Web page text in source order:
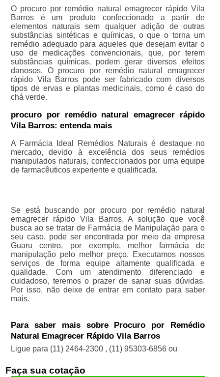
O procuro por remédio natural emagrecer rápido Vila
Barros é um produto confeccionado a partir de
elementos naturais sem qualquer adição de outras
substâncias sintéticas e químicas, o que o torna um
remédio adequado para aqueles que desejam evitar o
uso de medicações convencionais, que, por terem
substâncias químicas, podem gerar diversos efeitos
danosos. O procuro por remédio natural emagrecer
rápido Vila Barros pode ser fabricado com diversos
tipos de ervas e plantas medicinais, como é caso do
chá verde.
procuro por remédio natural emagrecer rápido
Vila Barros: entenda mais
A Farmácia Ideal Remédios Naturais é destaque no
mercado, devido à excelência dos seus remédios
manipulados naturais, confeccionados por uma equipe
de farmacêuticos experiente e qualificada.
Se está buscando por procuro por remédio natural
emagrecer rápido Vila Barros, A solução que você
busca ao se tratar de Farmácia de Manipulação para o
seu caso, pode ser encontrada por meio da empresa
Guaru centro, por exemplo, melhor farmácia de
manipulação pelo melhor preço. Executamos nossos
serviços de forma equipe altamente qualificada e
qualidade. Com um atendimento diferenciado e
cuidadoso, teremos o prazer de sanar suas dúvidas.
Por isso, não deixe de entrar em contato para saber
mais.
Para saber mais sobre Procuro por Remédio
Natural Emagrecer Rápido Vila Barros
Ligue para (11) 2464-2300 , (11) 95303-6856 ou
Faça sua cotação